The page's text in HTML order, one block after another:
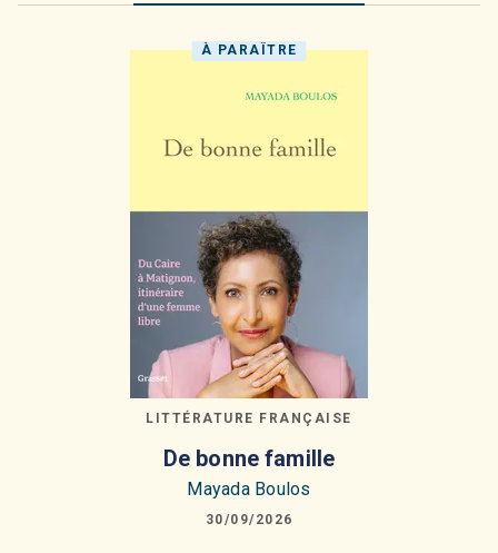
À PARAÎTRE
LITTÉRATURE FRANÇAISE
De bonne famille
Mayada Boulos
30/09/2026